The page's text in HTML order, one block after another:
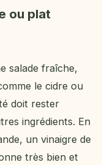
ou plat
salade fraîche,
le cidre ou
doit rester
ingrédients. En
un vinaigre de
très bien et